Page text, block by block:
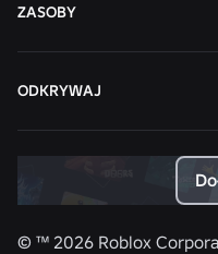
ZASOBY
ODKRYWAJ
© ™ 2026 Roblox